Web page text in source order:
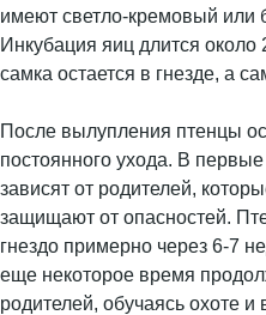
имеют светло-кремовый
Инкубация яиц длится около
самка остается в гнезде, а
После вылупления птенцы
постоянного ухода. В
зависят от родителей,
защищают от опасностей.
гнездо примерно через 6-7
еще некоторое время
родителей, обучаясь охоте